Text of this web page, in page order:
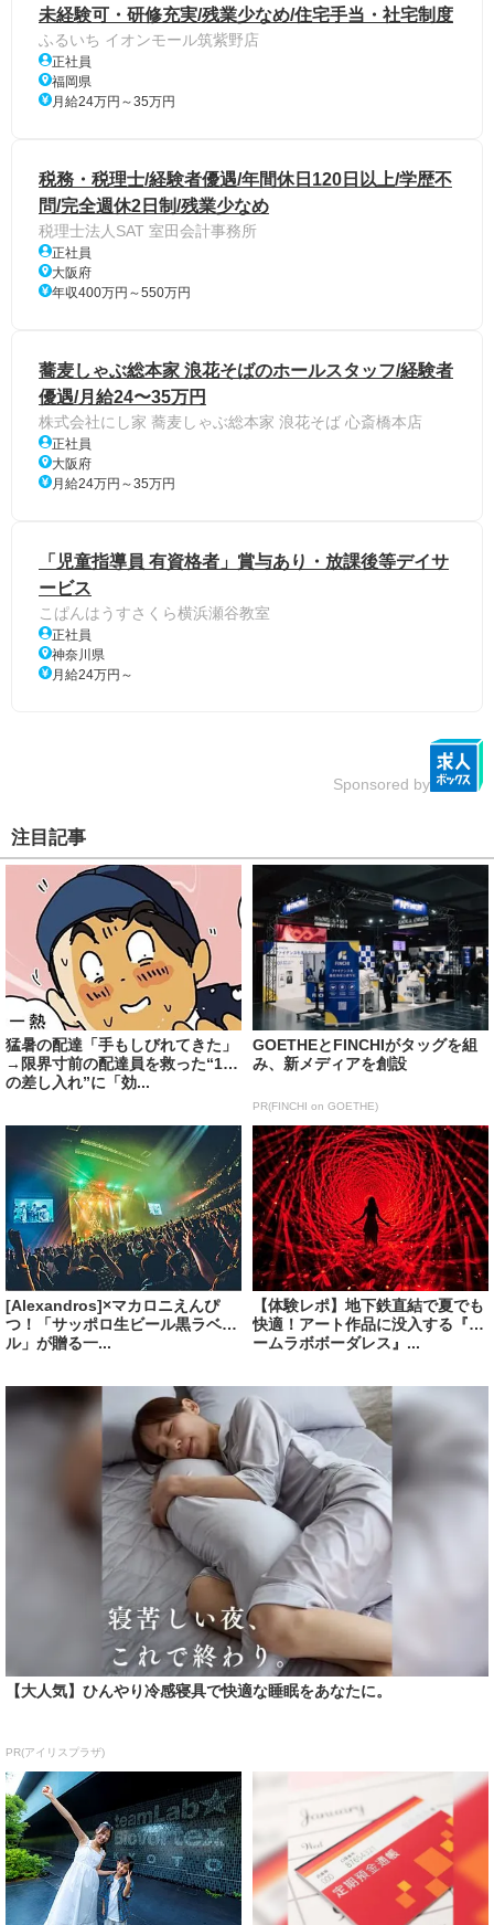
未経験可・研修充実/残業少なめ/住宅手当・社宅制度
ふるいち イオンモール筑紫野店
正社員
福岡県
月給24万円～35万円
税務・税理士/経験者優遇/年間休日120日以上/学歴不
問/完全週休2日制/残業少なめ
税理士法人SAT 室田会計事務所
正社員
大阪府
年収400万円～550万円
蕎麦しゃぶ総本家 浪花そばのホールスタッフ/経験者
優遇/月給24〜35万円
株式会社にし家 蕎麦しゃぶ総本家 浪花そば 心斎橋本店
正社員
大阪府
月給24万円～35万円
「児童指導員 有資格者」賞与あり・放課後等デイサ
ービス
こぱんはうすさくら横浜瀬谷教室
正社員
神奈川県
月給24万円～
Sponsored by
注目記事
猛暑の配達「手もしびれてきた」
→限界寸前の配達員を救った“1つ
の差し入れ”に「効...
GOETHEとFINCHIがタッグを組
み、新メディアを創設
PR(FINCHI on GOETHE)
[Alexandros]×マカロニえんぴ
つ！「サッポロ生ビール黒ラベ
ル」が贈る一...
【体験レポ】地下鉄直結で夏でも
快適！アート作品に没入する『チ
ームラボボーダレス』...
【大人気】ひんやり冷感寝具で快適な睡眠をあなたに。
PR(アイリスプラザ)